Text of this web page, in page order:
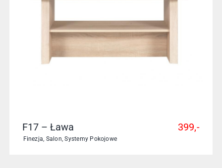
F17 – Ława
Finezja Salon ,Systemy Pokojowe
399,-